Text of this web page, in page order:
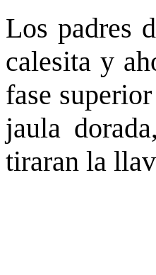
Los padres
calesita y
fase
jaula
tiraran la